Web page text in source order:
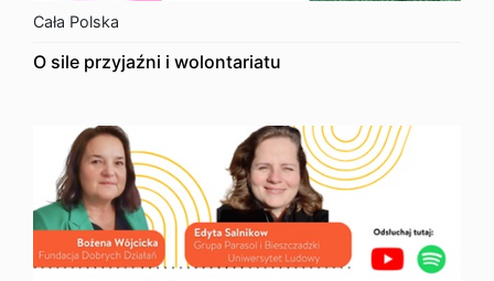
Cała Polska
O sile przyjaźni i wolontariatu